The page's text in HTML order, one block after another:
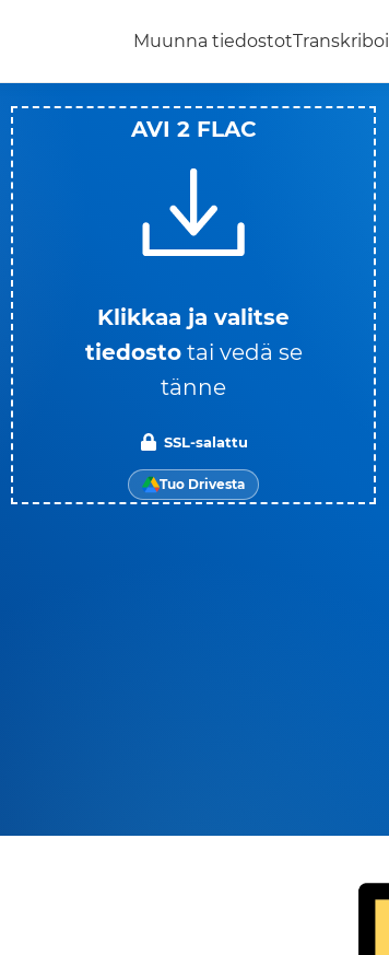
Muunna tiedostotTranskriboi
AVI 2 FLAC
Klikkaa ja valitse
tiedosto tai vedä se
tänne
SSL-salattu
Tuo Drivesta